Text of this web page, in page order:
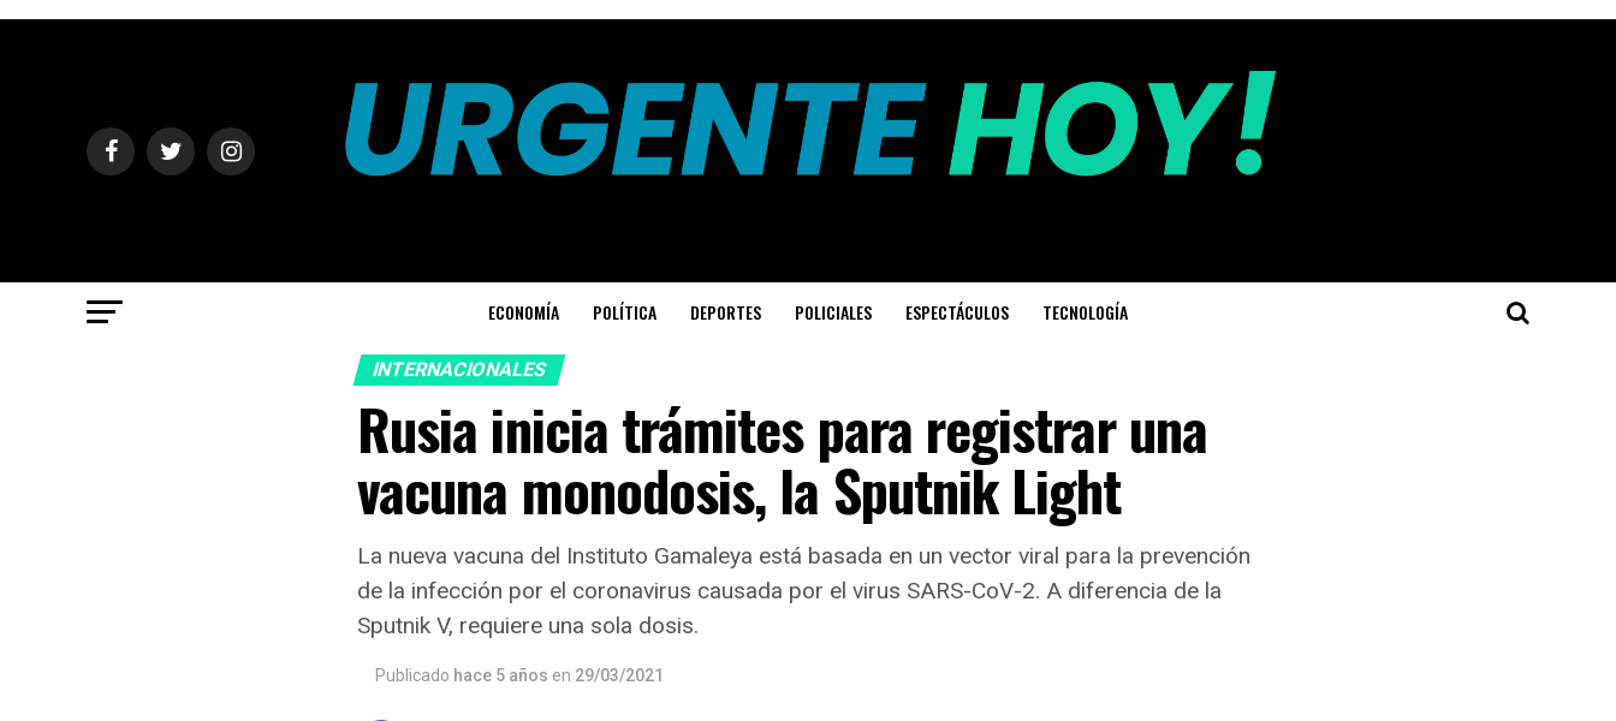
ECONOMÍA POLÍTICA DEPORTES POLICIALES ESPECTÁCULOS TECNOLOGÍA
INTERNACIONALES
Rusia inicia trámites para registrar una
vacuna monodosis, la Sputnik Light
La nueva vacuna del Instituto Gamaleya está basada en un vector viral para la prevención
de la infección por el coronavirus causada por el virus SARS-CoV-2. A diferencia de la
Sputnik V, requiere una sola dosis.
Publicado hace 5 años en 29/03/2021